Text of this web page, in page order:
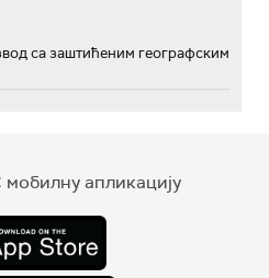
са заштићеним географским
апликацију